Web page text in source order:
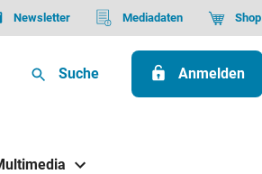
Newsletter Mediadaten Shop
Suche Anmelden